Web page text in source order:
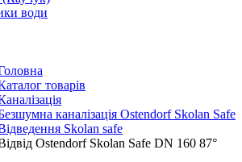
води
товарів
каналізація Ostendorf Skolan Safe
Skolan safe
Ostendorf Skolan Safe DN 160 87°